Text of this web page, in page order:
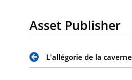
Asset Publisher
L'allégorie de la caverne